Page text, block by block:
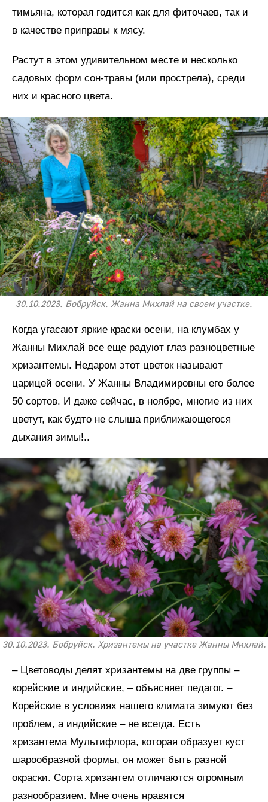
тимьяна, которая годится как для фиточаев, так и
в качестве приправы к мясу.
Растут в этом удивительном месте и несколько
садовых форм сон-травы (или прострела), среди
них и красного цвета.
30.10.2023. Бобруйск. Жанна Михлай на своем участке.
Когда угасают яркие краски осени, на клумбах у
Жанны Михлай все еще радуют глаз разноцветные
хризантемы. Недаром этот цветок называют
царицей осени. У Жанны Владимировны его более
50 сортов. И даже сейчас, в ноябре, многие из них
цветут, как будто не слыша приближающегося
дыхания зимы!..
30.10.2023. Бобруйск. Хризантемы на участке Жанны Михлай.
– Цветоводы делят хризантемы на две группы –
корейские и индийские, – объясняет педагог. –
Корейские в условиях нашего климата зимуют без
проблем, а индийские – не всегда. Есть
хризантема Мультифлора, которая образует куст
шарообразной формы, он может быть разной
окраски. Сорта хризантем отличаются огромным
разнообразием. Мне очень нравятся